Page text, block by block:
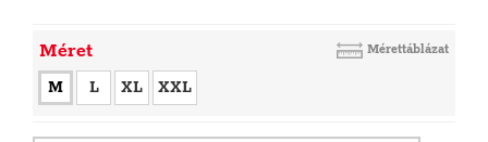
Méret Mérettáblázat
M L XL XXL